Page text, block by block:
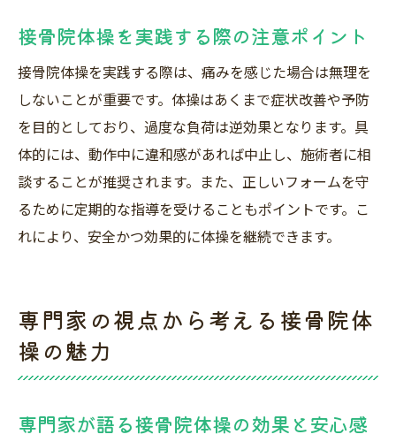
接骨院体操を続けるコツとモチベーション
維持法
忙しい人でも実践しやすい接骨院体操の習
慣化
接骨院体操で得られる日常生活の変化や効
果
長く続けるための接骨院体操のポイントま
とめ
接骨院体操を実践する際の注意ポイント
接骨院体操を実践する際は、痛みを感じた場合は無理を
しないことが重要です。体操はあくまで症状改善や予防
を目的としており、過度な負荷は逆効果となります。具
体的には、動作中に違和感があれば中止し、施術者に相
談することが推奨されます。また、正しいフォームを守
るために定期的な指導を受けることもポイントです。こ
れにより、安全かつ効果的に体操を継続できます。
専門家の視点から考える接骨院体
操の魅力
専門家が語る接骨院体操の効果と安心感